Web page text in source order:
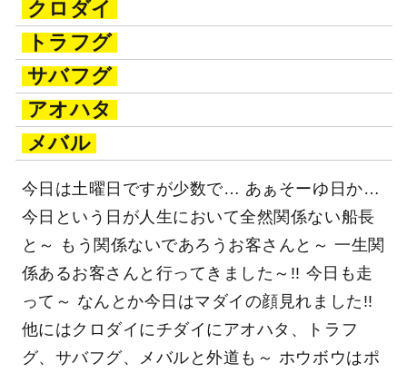
クロダイ
トラフグ
サバフグ
アオハタ
メバル
今日は土曜日ですが少数で… あぁそーゆ日か…
今日という日が人生において全然関係ない船長
と～ もう関係ないであろうお客さんと～ 一生関
係あるお客さんと行ってきました～!! 今日も走
って～ なんとか今日はマダイの顔見れました!!
他にはクロダイにチダイにアオハタ、トラフ
グ、サバフグ、メバルと外道も～ ホウボウはポ